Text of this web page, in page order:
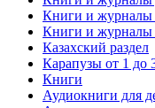
Книги и журналы
Книги и журналы
Казахский раздел
Карапузы от 1 до
Книги
Аудиокниги для